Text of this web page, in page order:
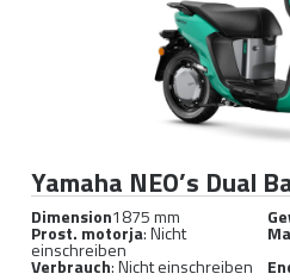
Yamaha NEO’s Dual
Dimension1875 mm
Prost. motorja: Nicht
einschreiben
Verbrauch: Nicht einschreiben